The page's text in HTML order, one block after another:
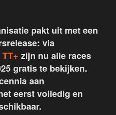
pakt uit met een
via
zijn nu alle races
gratis te bekijken.
aan
eerst volledig en